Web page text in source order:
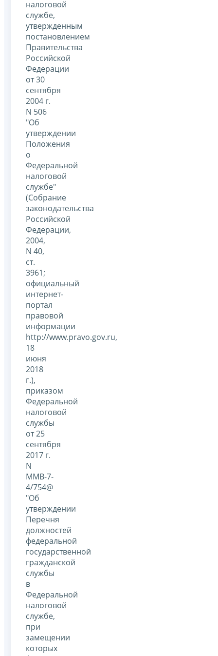
налоговой
службе,
утвержденным
постановлением
Правительства
Российской
Федерации
от 30
сентября
2004 г.
N 506
"Об
утверждении
Положения
о
Федеральной
налоговой
службе"
(Собрание
законодательства
Российской
Федерации,
2004,
N 40,
ст.
3961;
официальный
интернет-
портал
правовой
информации
http://www.pravo.gov.ru,
18
июня
2018
г.),
приказом
Федеральной
налоговой
службы
от 25
сентября
2017 г.
N
ММВ-7-
4/754@
"Об
утверждении
Перечня
должностей
федеральной
государственной
гражданской
службы
в
Федеральной
налоговой
службе,
при
замещении
которых